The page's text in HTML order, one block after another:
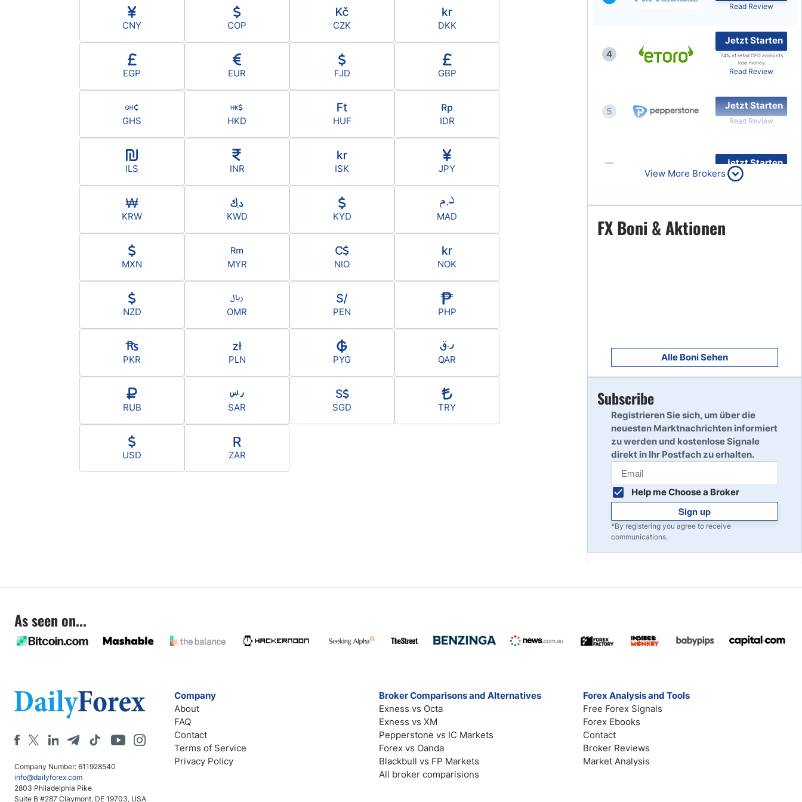
CNY COP CZK DKK
EGP EUR FJD GBP
GHS HKD HUF IDR
ILS INR ISK JPY
KRW KWD KYD MAD
MXN MYR NIO NOK
NZD OMR PEN PHP
PKR PLN PYG QAR
RUB SAR SGD TRY
USD ZAR
Read Review
4
Jetzt Starten
74% of retail CFD accounts
lose money
Read Review
5
Jetzt Starten
Read Review
Jetzt Starten
Read Review
7
10
View More Brokers
FX Boni & Aktionen
Alle Boni Sehen
Subscribe
Registrieren Sie sich, um über die
neuesten Marktnachrichten informiert
zu werden und kostenlose Signale
direkt in Ihr Postfach zu erhalten.
Help me Choose a Broker
Sign up
*By registering you agree to receive
communications.
As seen on...
Company Number: 611928540
info@dailyforex.com
2803 Philadelphia Pike
Suite B #287 Claymont, DE 19703, USA
Company
About
FAQ
Contact
Terms of Service
Privacy Policy
Broker Comparisons and Alternatives
Exness vs Octa
Exness vs XM
Pepperstone vs IC Markets
Forex vs Oanda
Blackbull vs FP Markets
All broker comparisions
Forex Analysis and Tools
Free Forex Signals
Forex Ebooks
Contact
Broker Reviews
Market Analysis